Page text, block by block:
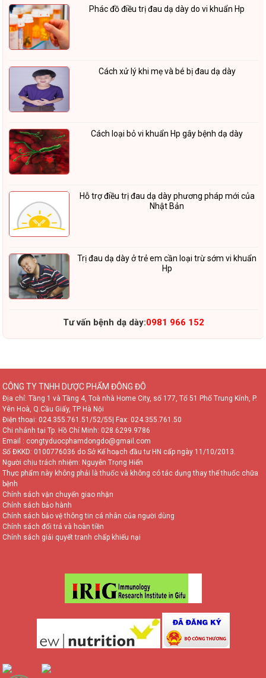
Phác đồ điều trị đau dạ dày do vi khuẩn Hp
Cách xử lý khi mẹ và bé bị đau dạ dày
Cách loại bỏ vi khuẩn Hp gây bệnh dạ dày
Hỗ trợ điều trị đau dạ dày phương pháp mới của
Nhật Bản
Trị đau dạ dày ở trẻ em cần loại trừ sớm vi khuẩn
Hp
Tư vấn bệnh dạ dày:0981 966 152
CÔNG TY TNHH DƯỢC PHẨM ĐÔNG ĐÔ
Địa chỉ: Tầng 1 và Tầng 4, Toà nhà Home City, số 177, Tổ 51 Phố Trung Kính, P.
Yên Hoà, Q.Cầu Giấy, TP Hà Nội
Điện thoại: 024.355.761.51/52/55
| Fax: 024.355.761.50
Chi nhánh tại Tp. Hồ Chí Minh: 028.6299.9786
Email : congtyduocphamdongdo@gmail.com
Số ĐKKD: 0100776036 do Sở Kế hoạch đầu tư HN cấp ngày 11/10/2013.
Người chịu trách nhiệm: Nguyễn Trọng Hiển
Thực phẩm này không phải là thuốc và không có tác dụng thay thế thuốc chữa
bệnh
Chính sách vận chuyển giao nhận
Chính sách bảo hành
Chính sách bảo vệ thông tin cá nhân của người dùng
Chính sách đổi trả và hoàn tiền
Chính sách giải quyết tranh chấp khiếu nại